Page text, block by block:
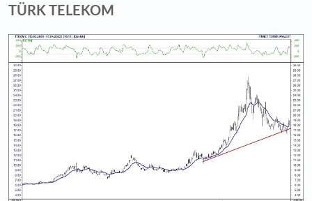
TÜRK TELEKOM